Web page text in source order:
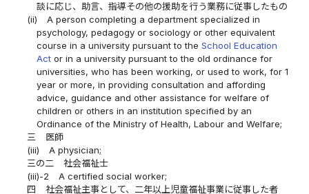
談に応じ、助言、指導その他の援助を行う業務に従事したもの
(ii)
A person completing a department specialized in
psychology, pedagogy or sociology or other equivalent
course in a university pursuant to the School Education
Actor in a university pursuant to the old ordinance for
universities, who has been working, or used to work, for 1
year or more, in providing consultation and affording
advice, guidance and other assistance for welfare of
children or others in an institution specified by an
Ordinance of the Ministry of Health, Labour and Welfare;
三
医師
(iii)
A physician;
三の二
社会福祉士
(iii)-2
A certified social worker;
四
社会福祉主事として、二年以上児童福祉事業に従事した者